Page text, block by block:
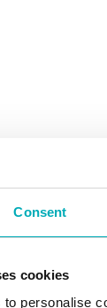
Consent
cookies
personalise